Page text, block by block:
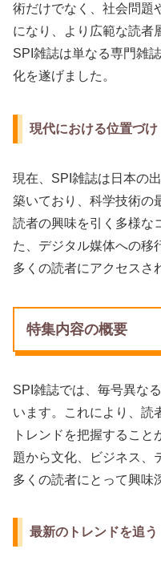
術だけでなく、社会問題
になり、より広範な読者
SPI雑誌は単なる専門雑
化を遂げました。
現代における位置づけ
現在、SPI雑誌は日本の
築いており、科学技術の
読者の興味を引く多様な
た、デジタル媒体への移
多くの読者にアクセスさ
特集内容の概要
SPI雑誌では、毎号異な
います。これにより、読
トレンドを把握するこ
題から文化、ビジネス、
多くの読者にとって興味
最新のトレンドを追う